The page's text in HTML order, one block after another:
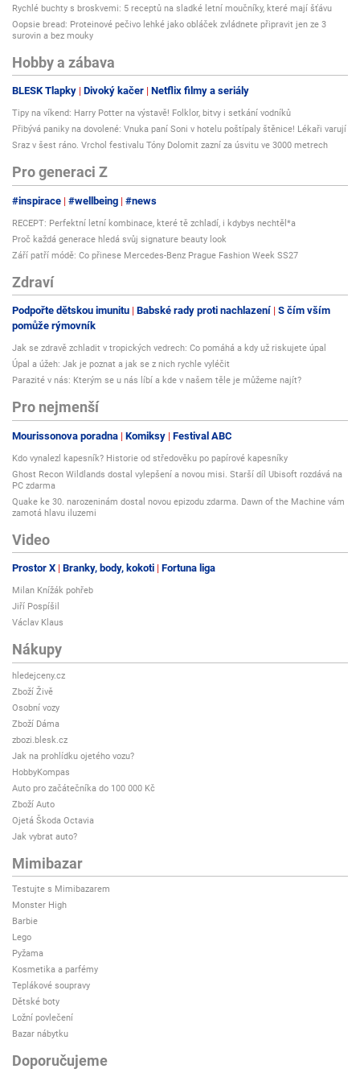
Rychlé buchty s broskvemi: 5 receptů na sladké letní moučníky, které mají šťávu
Oopsie bread: Proteinové pečivo lehké jako obláček zvládnete připravit jen ze 3
surovin a bez mouky
Hobby a zábava
BLESK Tlapky Divoký kačer Netflix filmy a seriály
Tipy na víkend: Harry Potter na výstavě! Folklor, bitvy i setkání vodníků
Přibývá paniky na dovolené: Vnuka paní Soni v hotelu poštípaly štěnice! Lékaři varují
Sraz v šest ráno. Vrchol festivalu Tóny Dolomit zazní za úsvitu ve 3000 metrech
Pro generaci Z
#inspirace #wellbeing #news
RECEPT: Perfektní letní kombinace, které tě zchladí, i kdybys nechtěl*a
Proč každá generace hledá svůj signature beauty look
Září patří módě: Co přinese Mercedes-Benz Prague Fashion Week SS27
Zdraví
Podpořte dětskou imunitu Babské rady proti nachlazení S čím vším
pomůže rýmovník
Jak se zdravě zchladit v tropických vedrech: Co pomáhá a kdy už riskujete úpal
Úpal a úžeh: Jak je poznat a jak se z nich rychle vyléčit
Parazité v nás: Kterým se u nás líbí a kde v našem těle je můžeme najít?
Pro nejmenší
Mourissonova poradna Komiksy Festival ABC
Kdo vynalezl kapesník? Historie od středověku po papírové kapesníky
Ghost Recon Wildlands dostal vylepšení a novou misi. Starší díl Ubisoft rozdává na
PC zdarma
Quake ke 30. narozeninám dostal novou epizodu zdarma. Dawn of the Machine vám
zamotá hlavu iluzemi
Video
Prostor X Branky, body, kokoti Fortuna liga
Milan Knížák pohřeb
Jiří Pospíšil
Václav Klaus
Nákupy
hledejceny.cz
Zboží Živě
Osobní vozy
Zboží Dáma
zbozi.blesk.cz
Jak na prohlídku ojetého vozu?
HobbyKompas
Auto pro začátečníka do 100 000 Kč
Zboží Auto
Ojetá Škoda Octavia
Jak vybrat auto?
Mimibazar
Testujte s Mimibazarem
Monster High
Barbie
Lego
Pyžama
Kosmetika a parfémy
Teplákové soupravy
Dětské boty
Ložní povlečení
Bazar nábytku
Doporučujeme